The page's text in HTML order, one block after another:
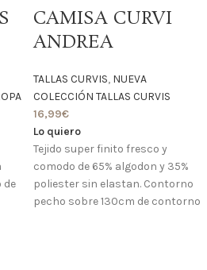
de
CAMISA CURVI
ANDREA
TALLAS CURVIS, NUEVA
COLECCIÓN TALLAS CURVIS
16,99€
Lo quiero
Tejido super finito fresco y
comodo de 65% algodon y 35%
poliester sin elastan. Contorno
pecho sobre 130cm de contorno